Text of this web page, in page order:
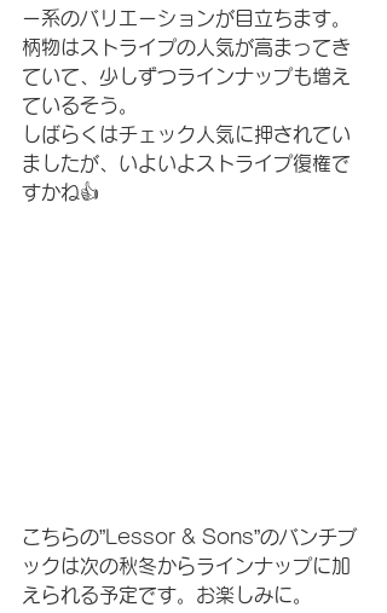
ー系のバリエーションが目立ちます。
柄物はストライプの人気が高まってき
ていて、少しずつラインナップも増え
ているそう。
しばらくはチェック人気に押されてい
ましたが、いよいよストライプ復権で
すかね👍
こちらの”Lessor & Sons”のバンチブ
ックは次の秋冬からラインナップに加
えられる予定です。お楽しみに。